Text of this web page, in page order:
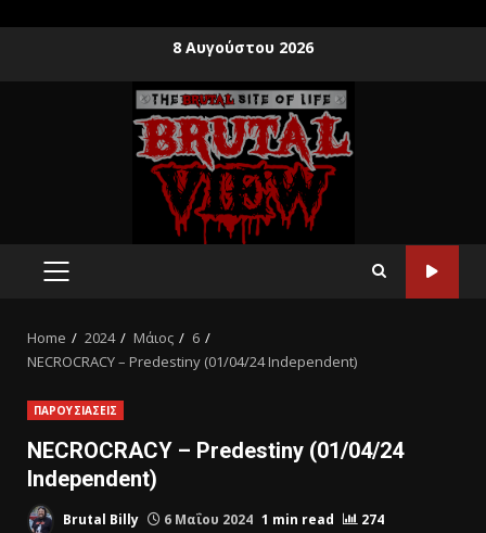
8 Αυγούστου 2026
Home 2024 Μάιος
6
NECROCRACY – Predestiny (01/04/24 Independent)
ΠΑΡΟΥΣΙΑΣΕΙΣ
NECROCRACY – Predestiny (01/04/24
Independent)
Brutal Billy 6 Μαΐου 2024 1 min read 274